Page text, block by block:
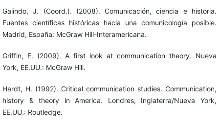
Galindo, J. (Coord.). (2008). Comunicación, ciencia e historia.
Fuentes científicas históricas hacia una comunicología posible.
Madrid, España: McGraw Hill-Interamericana.
Griffin, E. (2009). A first look at communication theory. Nueva
York, EE.UU.: McGraw Hill.
Hardt, H. (1992). Critical communication studies. Communication,
history & theory in America. Londres, Inglaterra/Nueva York,
EE.UU.: Routledge.